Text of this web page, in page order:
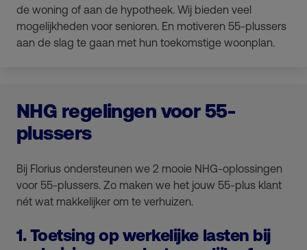
de woning of aan de hypotheek. Wij bieden veel
mogelijkheden voor senioren. En motiveren 55-plussers
aan de slag te gaan met hun toekomstige woonplan.
NHG regelingen voor 55-
plussers
Bij Florius ondersteunen we 2 mooie NHG-oplossingen
voor 55-plussers. Zo maken we het jouw 55-plus klant
nét wat makkelijker om te verhuizen.
1. Toetsing op werkelijke lasten bij